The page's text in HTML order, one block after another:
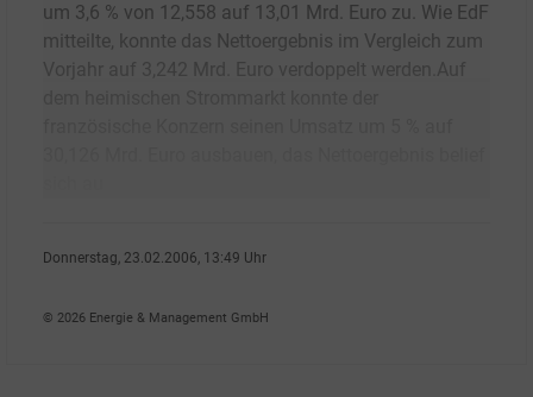
um 3,6 % von 12,558 auf 13,01 Mrd. Euro zu. Wie EdF
mitteilte, konnte das Nettoergebnis im Vergleich zum
Vorjahr auf 3,242 Mrd. Euro verdoppelt werden.Auf
Donnerstag, 23.02.2006, 13:49 Uhr
© 2026 Energie & Management GmbH